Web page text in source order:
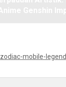
zodiac-mobile-legend